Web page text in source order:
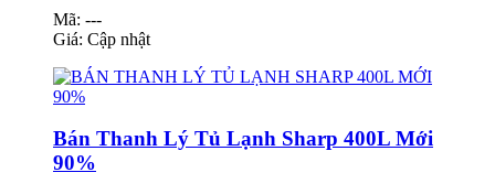
Mã: ---
Giá: Cập nhật
Bán Thanh Lý Tủ Lạnh Sharp 400L Mới
90%